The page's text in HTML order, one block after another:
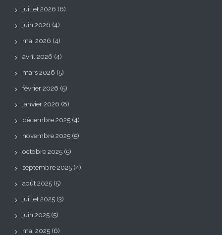
juillet 2026 (6)
juin 2026 (4)
mai 2026 (4)
avril 2026 (4)
mars 2026 (5)
février 2026 (5)
janvier 2026 (8)
décembre 2025 (4)
novembre 2025 (5)
octobre 2025 (5)
septembre 2025 (4)
août 2025 (5)
juillet 2025 (3)
juin 2025 (5)
mai 2025 (6)